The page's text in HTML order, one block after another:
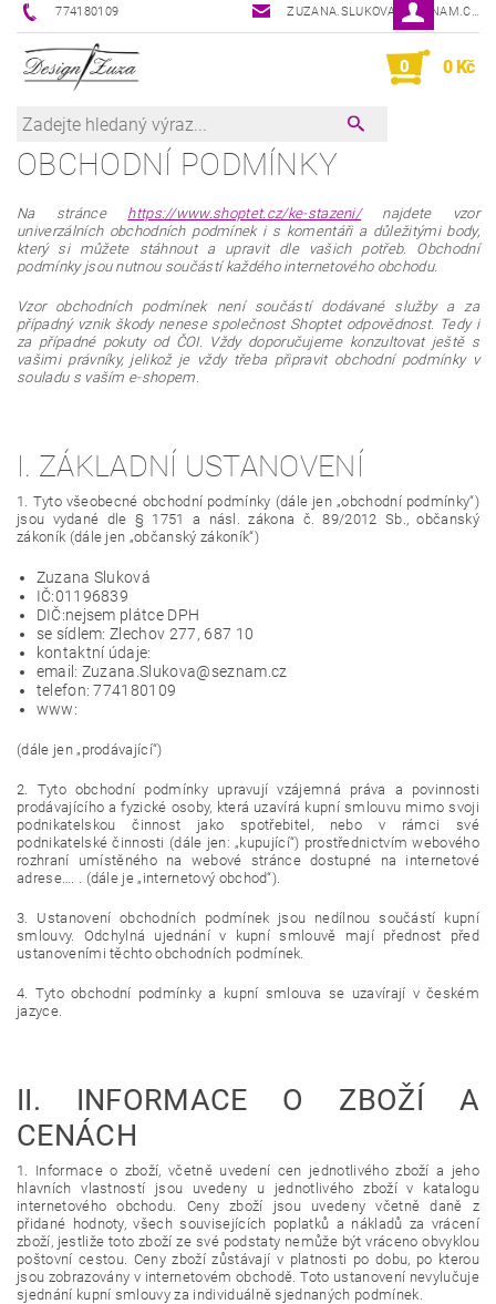
774180109 ZUZANA.SLUKOVA@SEZNAM.CZ
0 0 Kč
OBCHODNÍ PODMÍNKY
Na stránce https://www.shoptet.cz/ke-stazeni/najdete vzor
univerzálních obchodních podmínek i s komentáři a důležitými body,
který si můžete stáhnout a upravit dle vašich potřeb. Obchodní
podmínky jsou nutnou součástí každého internetového obchodu.
Vzor obchodních podmínek není součástí dodávané služby a za
případný vznik škody nenese společnost Shoptet odpovědnost. Tedy i
za případné pokuty od ČOI. Vždy doporučujeme konzultovat ještě s
vašimi právníky, jelikož je vždy třeba připravit obchodní podmínky v
souladu s vaším e-shopem.
I. ZÁKLADNÍ USTANOVENÍ
1. Tyto všeobecné obchodní podmínky (dále jen „obchodní podmínky“)
jsou vydané dle § 1751 a násl. zákona č. 89/2012 Sb., občanský
zákoník (dále jen „občanský zákoník“)
Zuzana Sluková
IČ:01196839
DIČ:nejsem plátce DPH
se sídlem: Zlechov 277, 687 10
kontaktní údaje:
email: Zuzana.Slukova@seznam.cz
telefon: 774180109
www:
(dále jen „prodávající“)
2. Tyto obchodní podmínky upravují vzájemná práva a povinnosti
prodávajícího a fyzické osoby, která uzavírá kupní smlouvu mimo svoji
podnikatelskou činnost jako spotřebitel, nebo v rámci své
podnikatelské činnosti (dále jen: „kupující“) prostřednictvím webového
rozhraní umístěného na webové stránce dostupné na internetové
adrese…. . (dále je „internetový obchod“).
3. Ustanovení obchodních podmínek jsou nedílnou součástí kupní
smlouvy. Odchylná ujednání v kupní smlouvě mají přednost před
ustanoveními těchto obchodních podmínek.
4. Tyto obchodní podmínky a kupní smlouva se uzavírají v českém
jazyce.
II. INFORMACE O ZBOŽÍ A
CENÁCH
1. Informace o zboží, včetně uvedení cen jednotlivého zboží a jeho
hlavních vlastností jsou uvedeny u jednotlivého zboží v katalogu
internetového obchodu. Ceny zboží jsou uvedeny včetně daně z
přidané hodnoty, všech souvisejících poplatků a nákladů za vrácení
zboží, jestliže toto zboží ze své podstaty nemůže být vráceno obvyklou
poštovní cestou. Ceny zboží zůstávají v platnosti po dobu, po kterou
jsou zobrazovány v internetovém obchodě. Toto ustanovení nevylučuje
sjednání kupní smlouvy za individuálně sjednaných podmínek.